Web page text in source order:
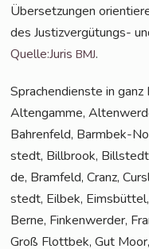
Über­set­zun­gen
des Jus­tiz­ver­gü­tungs-
Quelle:JurisBMJ.
Spra­chen­diens­te in
Alten­gam­me,
Bah­ren­feld, Barm­bek-
stedt, Bill­brook,
de, Bramfeld, Cranz,
stedt, Eil­bek,
Ber­ne, Fin­ken­wer­der,
Groß Flott­bek, Gut